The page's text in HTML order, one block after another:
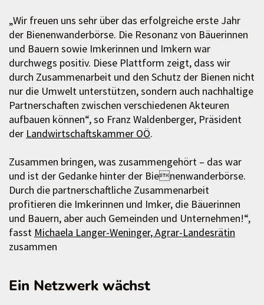
„Wir freuen uns sehr über das erfolgreiche erste Jahr
der Bienenwanderbörse. Die Resonanz von Bäuerinnen
und Bauern sowie Imkerinnen und Imkern war
durchwegs positiv. Diese Plattform zeigt, dass wir
durch Zusammenarbeit und den Schutz der Bienen nicht
nur die Umwelt unterstützen, sondern auch nachhaltige
Partnerschaften zwischen verschiedenen Akteuren
aufbauen können“, so Franz Waldenberger, Präsident
der Landwirtschaftskammer OÖ.
Zusammen bringen, was zusammengehört – das war
und ist der Gedanke hinter der Bienenwanderbörse.
Durch die partnerschaftliche Zusammenarbeit
profitieren die Imkerinnen und Imker, die Bäuerinnen
und Bauern, aber auch Gemeinden und Unternehmen!“,
fasst Michaela Langer-Weninger, Agrar-Landesrätin
zusammen
Ein Netzwerk wächst